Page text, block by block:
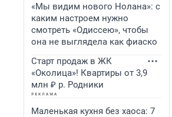
«Мы видим нового Нолана»: с
каким настроем нужно
смотреть «Одиссею», чтобы
она не выглядела как фиаско
Старт продаж в ЖК
«Околица»! Квартиры от 3,9
млн ₽ р. Родники
Маленькая кухня без хаоса: 7